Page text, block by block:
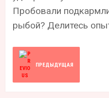
Пробовали
рыбой? Делитесь
ПРЕДЫДУЩАЯ